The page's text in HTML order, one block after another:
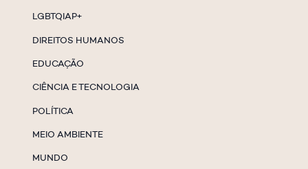
LGBTQIAP+
DIREITOS HUMANOS
EDUCAÇÃO
CIÊNCIA E TECNOLOGIA
POLÍTICA
MEIO AMBIENTE
MUNDO